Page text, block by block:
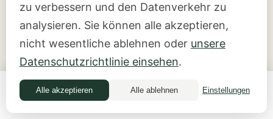
Money Quiz
zu verbessern und den Datenverkehr zu
analysieren. Sie können alle akzeptieren,
nicht wesentliche ablehnen oder unsere
Datenschutzrichtlinie einsehen.
Alle akzeptieren Alle ablehnen Einstellungen